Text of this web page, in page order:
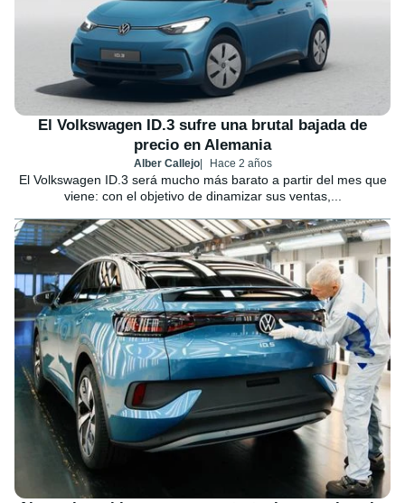
El Volkswagen ID.3 sufre una brutal bajada de
precio en Alemania
Alber Callejo Hace 2 años
El Volkswagen ID.3 será mucho más barato a partir del mes que
viene: con el objetivo de dinamizar sus ventas,...